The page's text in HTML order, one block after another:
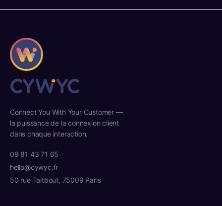
Connect You With Your Customer —
la puissance de la connexion client
dans chaque interaction.
09 81 43 71 65
hello@cywyc.fr
50 rue Taitbout, 75009 Paris